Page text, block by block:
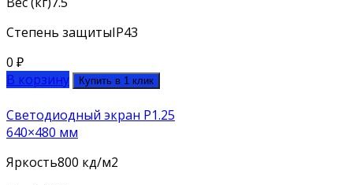
Степень защитыIP43
0 ₽
В корзину
Купить в 1 клик
Светодиодный экран P1.25
640×480 мм
Яркость800 кд/м2